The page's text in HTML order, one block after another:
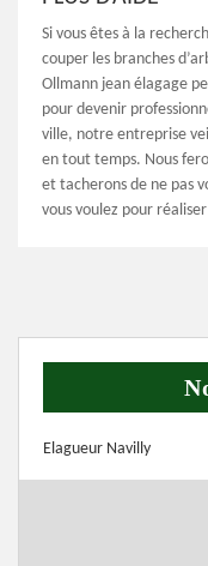
Si vous êtes à la
couper les branches
Ollmann jean élagage
pour devenir
ville, notre entreprise
en tout temps. Nous
et tacherons de ne pas
vous voulez pour
Elagueur Navilly